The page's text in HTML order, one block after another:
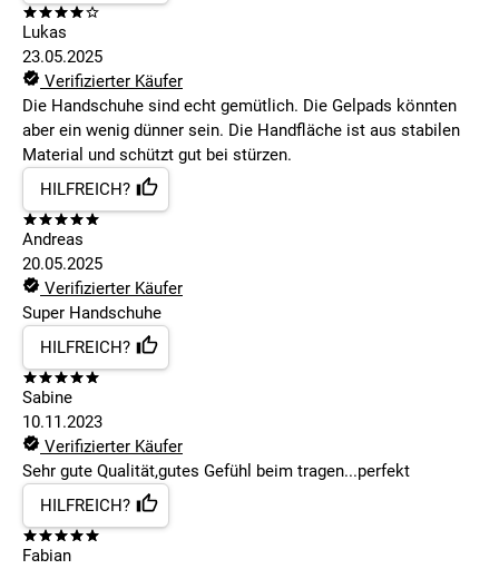
Lukas
23.05.2025
Verifizierter Käufer
Die Handschuhe sind echt gemütlich. Die Gelpads könnten
aber ein wenig dünner sein. Die Handfläche ist aus stabilen
Material und schützt gut bei stürzen.
HILFREICH?
Andreas
20.05.2025
Verifizierter Käufer
Super Handschuhe
HILFREICH?
Sabine
10.11.2023
Verifizierter Käufer
Sehr gute Qualität,gutes Gefühl beim tragen...perfekt
HILFREICH?
Fabian